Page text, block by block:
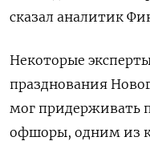
сказал аналитик
Некоторые
празднования
мог придерживать
офшоры, одним из